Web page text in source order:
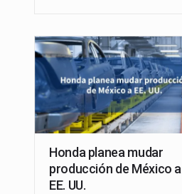
Honda planea mudar
producción de México a
EE. UU.